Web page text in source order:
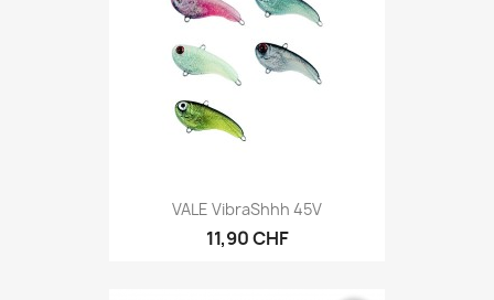
VALE VibraShhh 45V
11,90 CHF